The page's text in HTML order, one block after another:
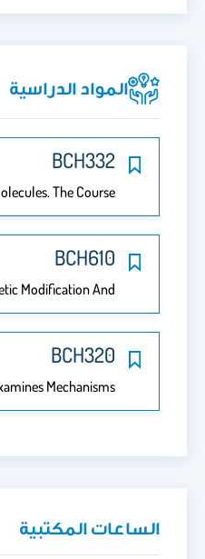
المواد الدراسية
BCH332
The Course…
BCH610
Modification And…
BCH320
Mechanisms…
الساعات المكتبية